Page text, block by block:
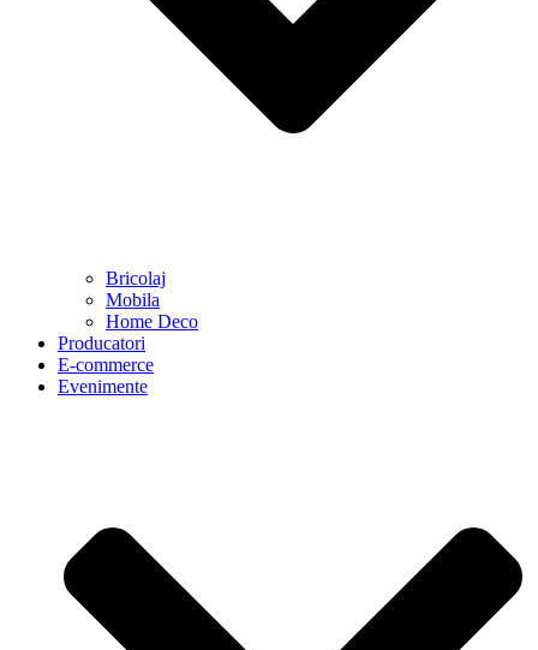
Bricolaj
Mobila
Home Deco
Producatori
E-commerce
Evenimente